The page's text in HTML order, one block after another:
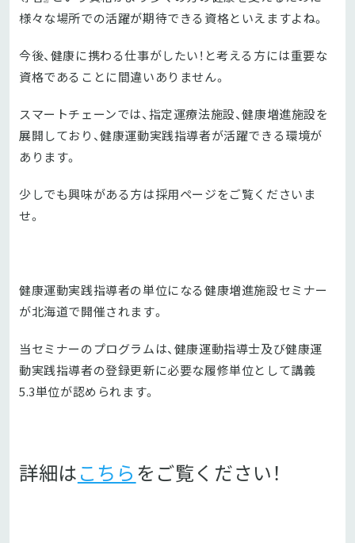
様々な場所での活躍が期待できる資格といえますよね。
今後、健康に携わる仕事がしたい！と考える方には重要な
資格であることに間違いありません。
スマートチェーンでは、指定運療法施設、健康増進施設を
展開しており、健康運動実践指導者が活躍できる環境が
あります。
少しでも興味がある方は採用ページをご覧くださいま
せ。
健康運動実践指導者の単位になる健康増進施設セミナー
が北海道で開催されます。
当セミナーのプログラムは、健康運動指導士及び健康運
動実践指導者の登録更新に必要な履修単位として講義
5.3単位が認められます。
詳細はこちらをご覧ください！